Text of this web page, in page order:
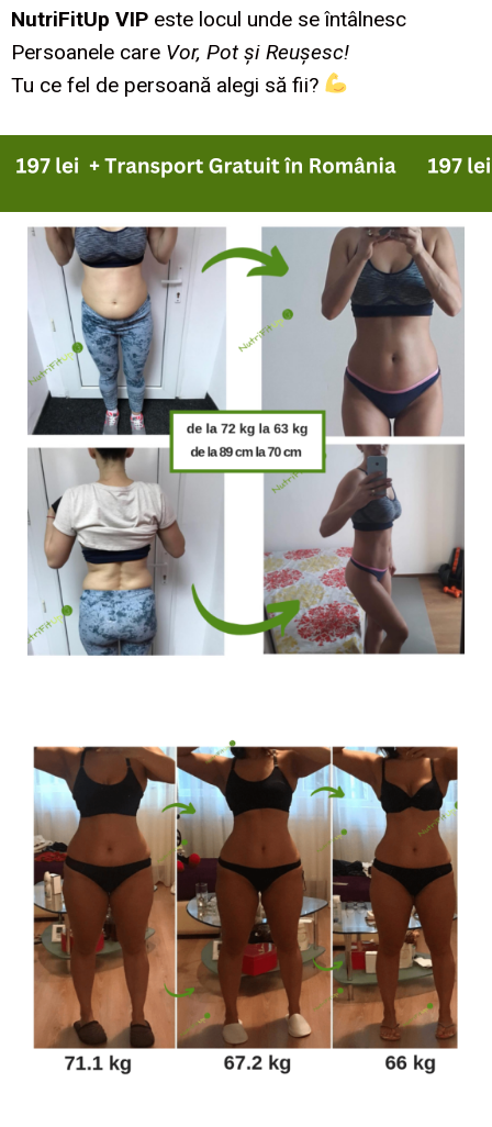
NutriFitUp VIP este locul unde se întâlnesc
Persoanele care Vor, Pot și Reușesc!
Tu ce fel de persoană alegi să fii?